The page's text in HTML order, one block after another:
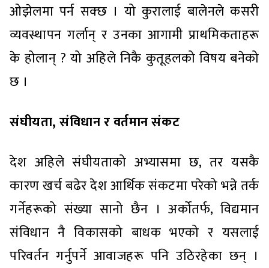
ओझेलमा पर्न सक्छ । यो कुरालाई बालेनले कसरी
व्यवस्थापन गर्लान् र उनका आगामी प्राथमिकताहरू
के होलान् ? यो अहिले निकै कुतूहलको विषय बनेको
छ ।
संघीयता, संविधान र वर्तमान संकट
देश अहिले संघीयताको अभ्यासमा छ, तर यसकै
कारण खर्च बढेर देश आर्थिक संकटमा परेको भन्ने तर्क
गर्नेहरूको संख्या सानो छैन । अर्कोतर्फ, विद्यमान
संविधान नै विकासको बाधक भएको र यसलाई
परिवर्तन गर्नुपर्ने आवाजहरू पनि उठिरहेका छन् ।